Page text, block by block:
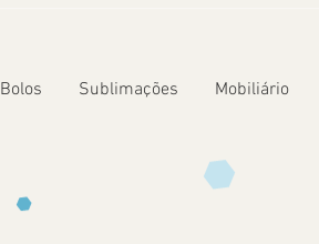
Bolos Sublimações Mobiliário